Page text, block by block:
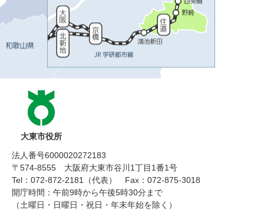
大東市役所
法人番号6000020272183
〒574-8555 大阪府大東市谷川1丁目1番1号
Tel：072-872-2181（代表）
Fax：072-875-3018
開庁時間：午前9時から午後5時30分まで
（土曜日・日曜日・祝日・年末年始を除く）